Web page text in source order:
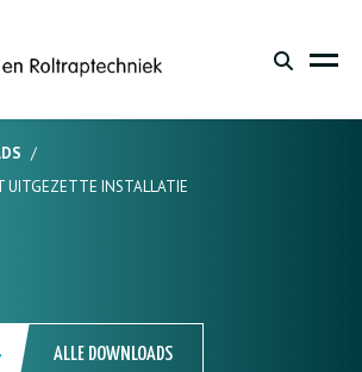
/
UITGEZETTE INSTALLATIE
ALLE DOWNLOADS